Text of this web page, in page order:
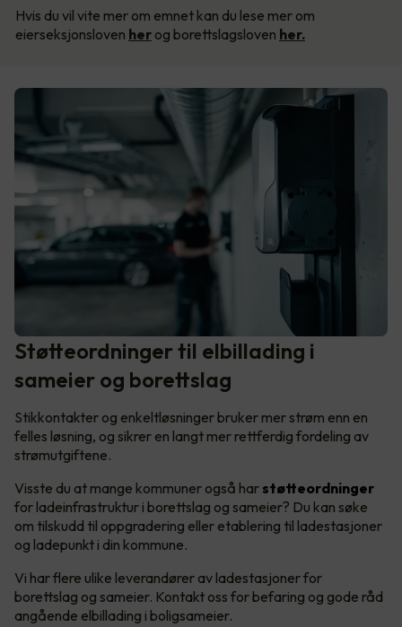
Hvis du vil vite mer om emnet kan du lese mer om
eierseksjonsloven her og borettslagsloven her.
Støtteordninger til elbillading i
sameier og borettslag
Stikkontakter og enkeltløsninger bruker mer strøm enn en
felles løsning, og sikrer en langt mer rettferdig fordeling av
strømutgiftene.
Visste du at mange kommuner også har støtteordninger
for ladeinfrastruktur i borettslag og sameier? Du kan søke
om tilskudd til oppgradering eller etablering til ladestasjoner
og ladepunkt i din kommune.
Vi har flere ulike leverandører av ladestasjoner for
borettslag og sameier. Kontakt oss for befaring og gode råd
angående elbillading i boligsameier.